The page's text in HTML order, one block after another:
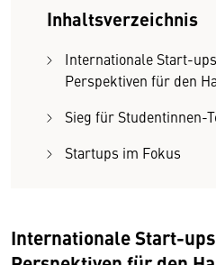
Inhaltsverzeichnis
Internationale Start-
Perspektiven für den
Sieg für Studentinnen-
Startups im Fokus
Internationale Start-